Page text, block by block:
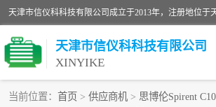
天津市信仪科科技有限公司
XINYIKE
当前位置： 首页 > 供应商机 > 思博伦Spirent